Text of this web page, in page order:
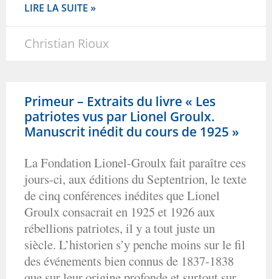
LIRE LA SUITE »
Christian Rioux
Primeur – Extraits du livre « Les
patriotes vus par Lionel Groulx.
Manuscrit inédit du cours de 1925 »
La Fondation Lionel-Groulx fait paraître ces
jours-ci, aux éditions du Septentrion, le texte
de cinq conférences inédites que Lionel
Groulx consacrait en 1925 et 1926 aux
rébellions patriotes, il y a tout juste un
siècle. L’historien s’y penche moins sur le fil
des événements bien connus de 1837-1838